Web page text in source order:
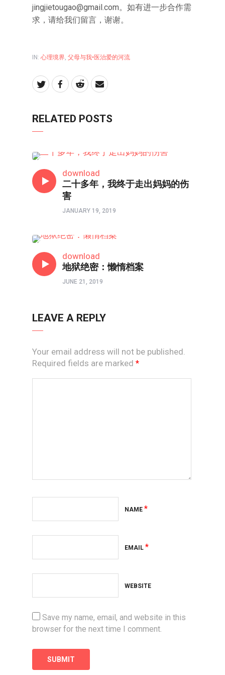
jingjietougao@gmail.com。如有进一步合作需
求，请给我们留言，谢谢。
IN: 心理境界, 父母与我•医治爱的河流
RELATED POSTS
download
二十多年，我终于走出妈妈的伤
害
JANUARY 19, 2019
download
地狱绝密：懒惰档案
JUNE 21, 2019
LEAVE A REPLY
Your email address will not be published.
Required fields are marked *
NAME *
EMAIL *
WEBSITE
Save my name, email, and website in this
browser for the next time I comment.